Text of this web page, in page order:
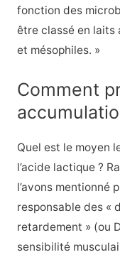
fonction des
être classé en laits
et mésophiles. »
Comment
Quel est le moyen
l’acide lactique ?
l’avons mentionné
responsable des «
retardement » (ou
sensibilité